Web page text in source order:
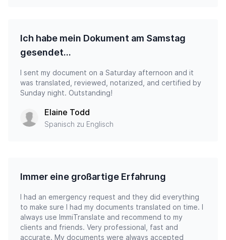
Ich habe mein Dokument am Samstag
gesendet…
I sent my document on a Saturday afternoon and it
was translated, reviewed, notarized, and certified by
Sunday night. Outstanding!
Elaine Todd
Spanisch zu Englisch
Immer eine großartige Erfahrung
I had an emergency request and they did everything
to make sure I had my documents translated on time. I
always use ImmiTranslate and recommend to my
clients and friends. Very professional, fast and
accurate. My documents were always accepted